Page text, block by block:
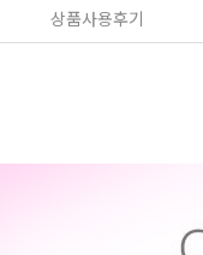
상품사용후기